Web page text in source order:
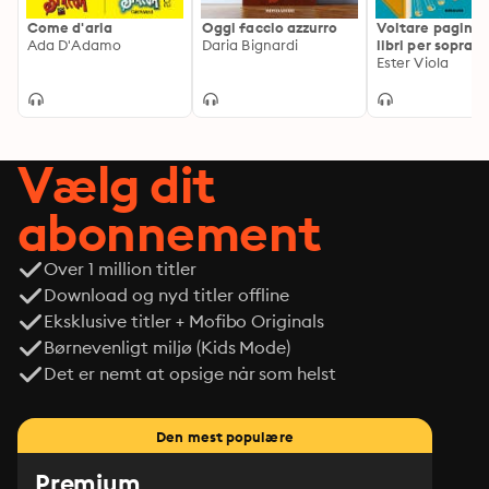
un'Italia apparentemente cosí lontana eppure ancora
presente nella storia di ognuno di noi.
Come d'aria
Ada D'Adamo
Oggi faccio azzurro
Daria Bignardi
Voltare pagina:
libri per
all'amore
Ester Viola
Vælg dit
abonnement
Over 1 million titler
Download og nyd titler offline
Eksklusive titler + Mofibo Originals
Børnevenligt miljø (Kids Mode)
Det er nemt at opsige når som helst
Den mest populære